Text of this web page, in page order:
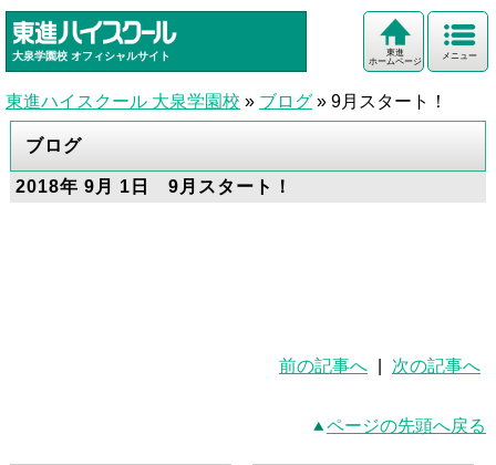
大泉学園校 オフィシャルサイト メニュー
東進
ホームページ
東進ハイスクール 大泉学園校 » ブログ » 9月スタート！
ブログ
2018年 9月 1日 9月スタート！
前の記事へ 次の記事へ
ページの先頭へ戻る